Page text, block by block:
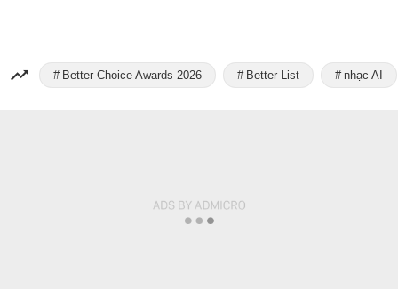
Better Choice Awards 2026 Better List nhạc AI